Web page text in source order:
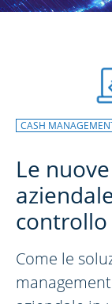
CASH
Le
Come le